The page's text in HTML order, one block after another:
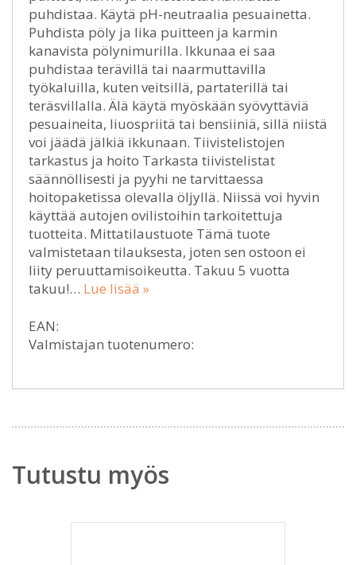
puhdistaa. Käytä pH-neutraalia pesuainetta.
Puhdista pöly ja lika puitteen ja karmin
kanavista pölynimurilla. Ikkunaa ei saa
puhdistaa terävillä tai naarmuttavilla
työkaluilla, kuten veitsillä, partaterillä tai
teräsvillalla. Älä käytä myöskään syövyttäviä
pesuaineita, liuospriitä tai bensiiniä, sillä niistä
voi jäädä jälkiä ikkunaan. Tiivistelistojen
tarkastus ja hoito Tarkasta tiivistelistat
säännöllisesti ja pyyhi ne tarvittaessa
hoitopaketissa olevalla öljyllä. Niissä voi hyvin
käyttää autojen ovilistoihin tarkoitettuja
tuotteita. Mittatilaustuote Tämä tuote
valmistetaan tilauksesta, joten sen ostoon ei
liity peruuttamisoikeutta. Takuu 5 vuotta
takuu!… Lue lisää »
EAN:
Valmistajan tuotenumero:
Tutustu myös